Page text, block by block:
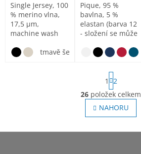
Single Jersey, 100
% merino vlna,
17,5 µm,
machine wash
tmavě šedý melír
Pique, 95 %
bavlna, 5 %
elastan (barva 12
- složení se může
bavlna, 15 %...
O
v
l
d
S
t
r
á
n
k
v
1
2
26 položek celkem
NAHORU
Z